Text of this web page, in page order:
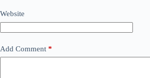
Website
Add Comment *